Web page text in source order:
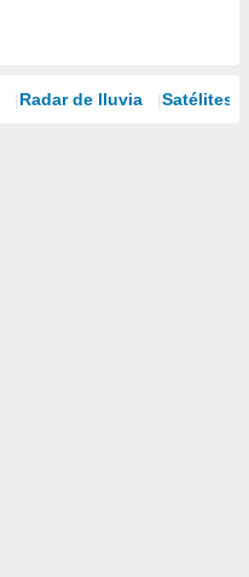
Radar de lluvia Satélites